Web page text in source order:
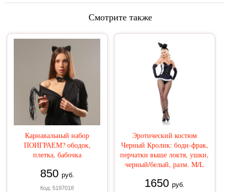
Смотрите также
Карнавальный набор
ПОИГРАЕМ? ободок,
плетка, бабочка
850 руб.
Код: 5197018
Эротический костюм
Черный Кролик: боди-фрак,
перчатки выше локтя, ушки,
черный/белый, разм. M/L
1650 руб.